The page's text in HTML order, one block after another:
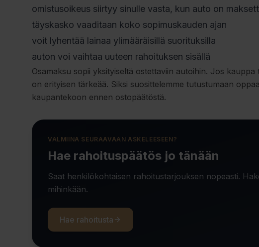
omistusoikeus siirtyy sinulle vasta, kun auto on
täyskasko vaaditaan koko sopimuskauden ajan
voit lyhentää lainaa ylimääräisillä suorituksilla
auton voi vaihtaa uuteen rahoituksen sisällä
Osamaksu sopii yksityiseltä ostettaviin autoihin. Jos
on erityisen tärkeää. Siksi suosittelemme tutustumaan
kaupantekoon ennen ostopäätöstä.
VALMIINA SEURAAVAAN ASKELEESEEN?
Hae rahoituspäätös jo tänään
Saat henkilökohtaisen rahoitustarjouksen nopeasti.
mihinkään.
Hae rahoitusta